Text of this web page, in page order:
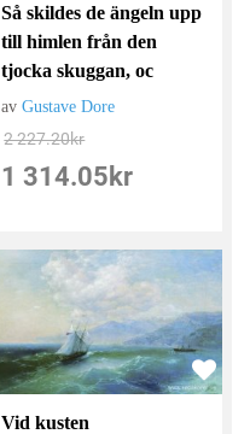
Så skildes de ängeln upp
till himlen från den
tjocka skuggan, oc
avGustave Dore
2 227.20kr
1 314.05 kr
Vid kusten